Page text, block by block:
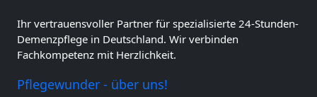
Ihr vertrauensvoller Partner für spezialisierte 24-Stunden-
Demenzpflege in Deutschland. Wir verbinden
Fachkompetenz mit Herzlichkeit.
Pflegewunder - über uns!